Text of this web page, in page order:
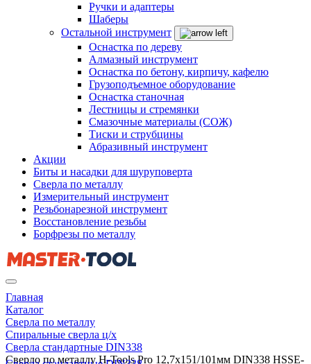
Ручки и адаптеры
Шаберы
Остальной инструмент
Оснастка по дереву
Алмазный инструмент
Оснастка по бетону, кирпичу, кафелю
Грузоподъемное оборудование
Оснастка станочная
Лестницы и стремянки
Смазочные материалы (СОЖ)
Тиски и струбцины
Абразивный инструмент
Акции
Биты и насадки для шуруповерта
Сверла по металлу
Измерительный инструмент
Резьбонарезной инструмент
Восстановление резьбы
Борфрезы по металлу
Главная
Каталог
Сверла по металлу
Спиральные сверла ц/х
Сверла стандартные DIN338
Сверло по металлу H-Tools Pro 12,7x151/101мм DIN338 HSSE-